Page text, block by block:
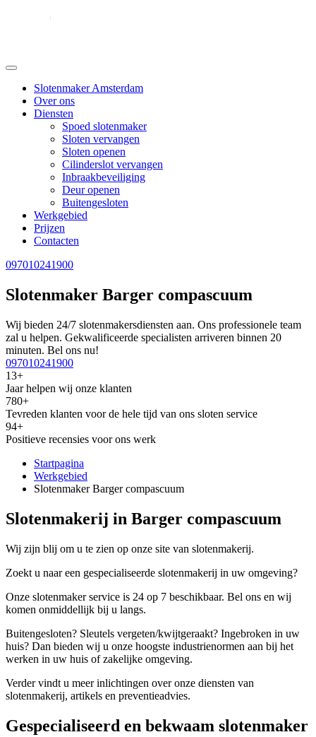
Slotenmaker Amsterdam
Over ons
Diensten
Spoed slotenmaker
Sloten vervangen
Sloten openen
Cilinderslot vervangen
Inbraakbeveiliging
Deur openen
Buitengesloten
Werkgebied
Prijzen
Contacten
097010241900
Slotenmaker Barger compascuum
Wij bieden 24/7 slotenmakersdiensten aan. Ons professionele team
zal u helpen. Gekwalificeerde specialisten arriveren binnen 20
minuten. Bel ons nu!
097010241900
13+
Jaar helpen wij onze klanten
780+
Tevreden klanten voor de hele tijd van ons sloten service
94+
Positieve recensies voor ons werk
Startpagina
Werkgebied
Slotenmaker Barger compascuum
Slotenmakerij in Barger compascuum
Wij zijn blij om u te zien op onze site van slotenmakerij.
Zoekt u naar een gespecialiseerde slotenmakerij in uw omgeving?
Onze slotenmaker service is 24 op 7 beschikbaar. Bel ons en wij
komen onmiddellijk bij u langs.
Buitengesloten? Sleutels vergeten/kwijtgeraakt? Ingebroken in uw
huis? Dan bieden wij u onze hoogste industrienormen aan bij het
werken in uw huis of zakelijke omgeving.
Verder vindt u meer inlichtingen over onze diensten van
slotenmakerij, artikels en preventieadvies.
Gespecialiseerd en bekwaam slotenmaker